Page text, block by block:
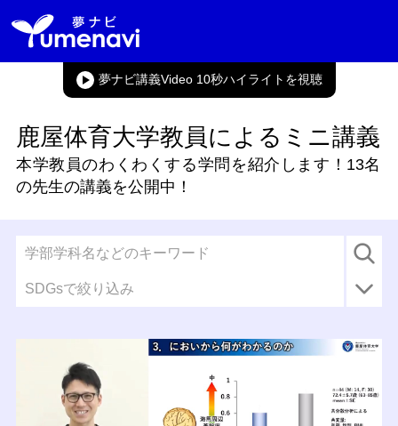
夢ナビ講義Video 10秒ハイライト
鹿屋体育大学教員によるミニ講義
本学教員のわくわくする学問を紹介します！ 13名
の先生の講義を公開中！
SDGsで絞り込み